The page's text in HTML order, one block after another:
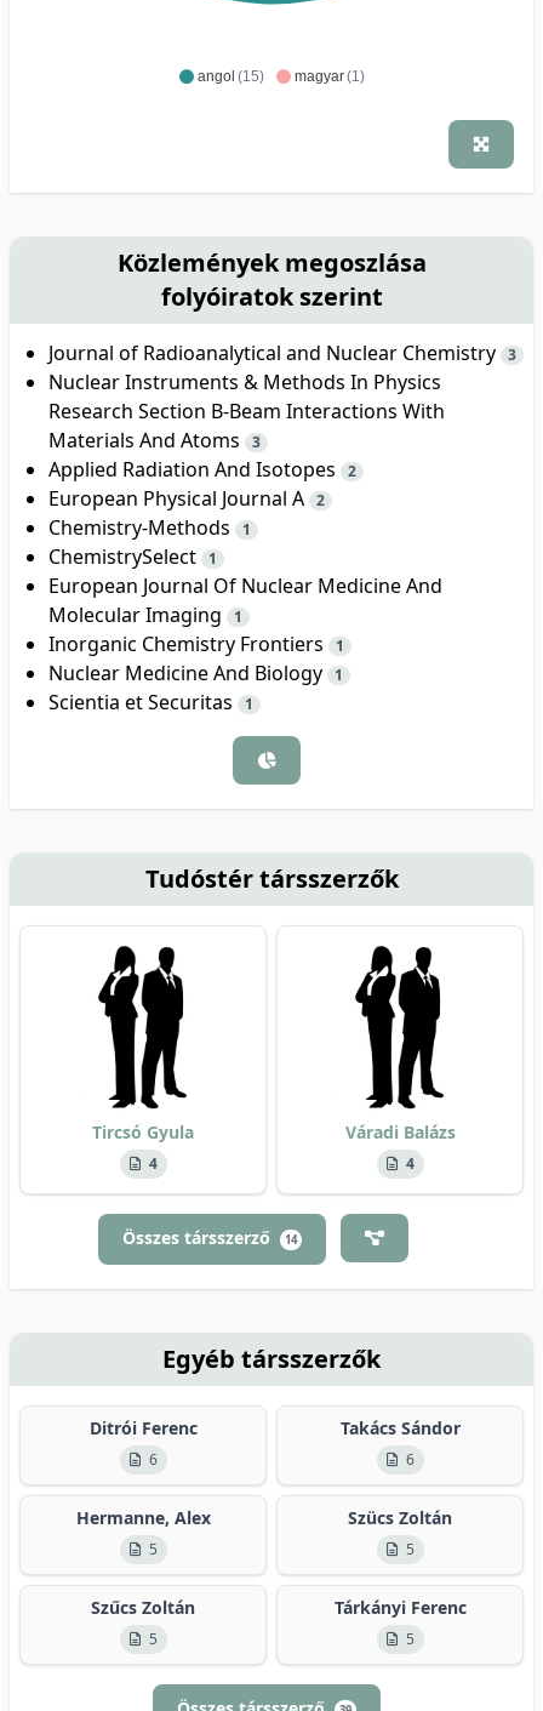
angol (15) magyar(1)
Közlemények megoszlása
folyóiratok szerint
Journal of Radioanalytical and Nuclear Chemistry 3
Nuclear Instruments & Methods In Physics
Research Section B-Beam Interactions With
Materials And Atoms
3
Applied Radiation And Isotopes 2
European Physical Journal A 2
Chemistry-Methods 1
ChemistrySelect 1
European Journal Of Nuclear Medicine And
Molecular Imaging
1
Inorganic Chemistry Frontiers 1
Nuclear Medicine And Biology 1
Scientia et Securitas 1
Tudóstér társszerzők
Tircsó Gyula
4
Váradi Balázs
4
Összes társszerző 14
Egyéb társszerzők
Ditrói Ferenc
6
Takács Sándor
6
Hermanne, Alex
5
Szücs Zoltán
5
Szűcs Zoltán
5
Tárkányi Ferenc
5